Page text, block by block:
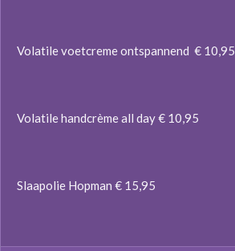
Volatile voetcreme ontspannend € 10,95
Volatile handcrème all day € 10,95
Slaapolie Hopman € 15,95